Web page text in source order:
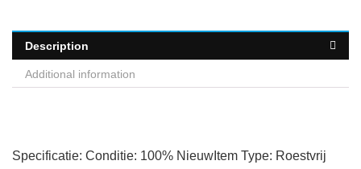
Description
Additional information
Specificatie: Conditie: 100% NieuwItem Type: Roestvrij